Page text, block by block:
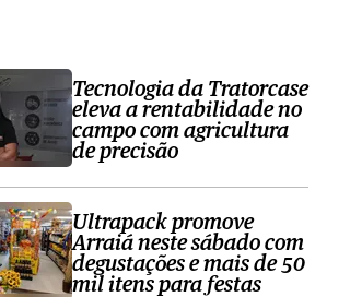
Tecnologia da Tratorcase
eleva a rentabilidade no
campo com agricultura
de precisão
Ultrapack promove
Arraiá neste sábado com
degustações e mais de 50
mil itens para festas